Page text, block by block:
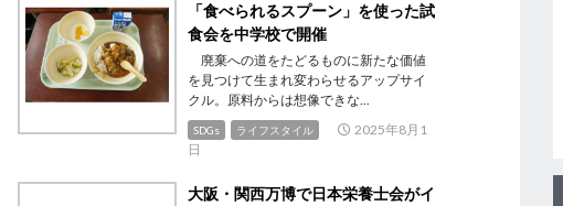
「食べられるスプーン」を使った試
食会を中学校で開催
廃棄への道をたどるものに新たな価値
を見つけて生まれ変わらせるアップサイ
クル。原料からは想像できな...
SDGs ライフスタイル
2025年8月1
日
大阪・関西万博で日本栄養士会がイ